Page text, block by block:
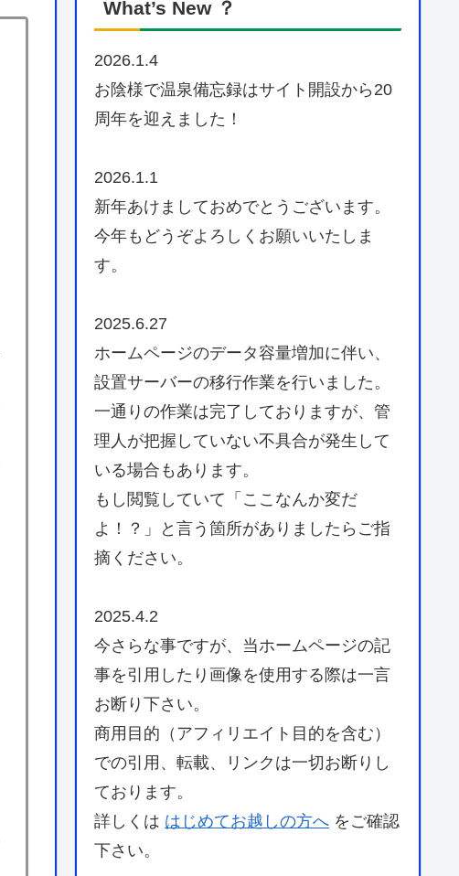
What’s New ？
2026.1.4
お陰様で温泉備忘録はサイト開設から20
周年を迎えました！
2026.1.1
新年あけましておめでとうございます。
今年もどうぞよろしくお願いいたしま
す。
2025.6.27
ホームページのデータ容量増加に伴い、
設置サーバーの移行作業を行いました。
一通りの作業は完了しておりますが、管
理人が把握していない不具合が発生して
いる場合もあります。
もし閲覧していて「ここなんか変だ
よ！？」と言う箇所がありましたらご指
摘ください。
2025.4.2
今さらな事ですが、当ホームページの記
事を引用したり画像を使用する際は一言
お断り下さい。
商用目的（アフィリエイト目的を含む）
での引用、転載、リンクは一切お断りし
ております。
詳しくは はじめてお越しの方へ をご確認
下さい。